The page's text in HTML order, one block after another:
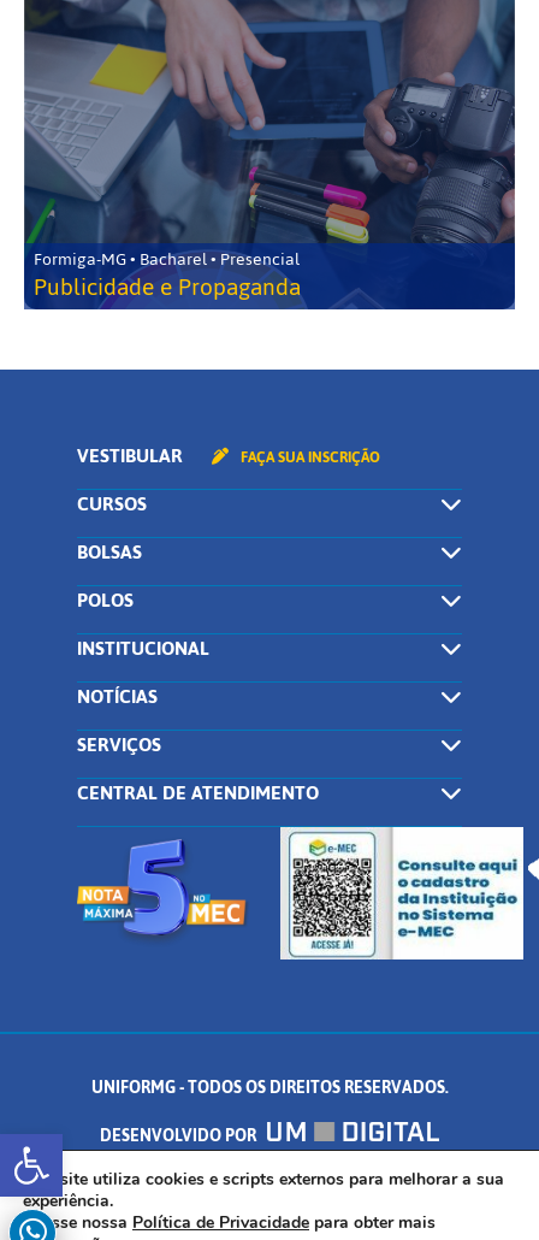
Abrir a barra de ferramentas
Formiga-MG • Bacharel • Presencial
Publicidade e Propaganda
VESTIBULAR FAÇA SUA INSCRIÇÃO
CURSOS
BOLSAS
POLOS
INSTITUCIONAL
NOTÍCIAS
SERVIÇOS
CENTRAL DE ATENDIMENTO
UNIFORMG - TODOS OS DIREITOS RESERVADOS.
DESENVOLVIDO POR
AV. DR. ARNALDO DE SENNA, 328 - PALMEIRAS, FORMIGA/MG - CEP:
35.574.530
Este site utiliza cookies e scripts externos para melhorar a sua
experiência.
Acesse nossa Política de Privacidade para obter mais